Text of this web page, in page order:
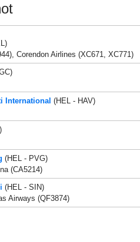
Corendon Airlines (XC671, XC771)
International (HEL - HAV)
(HEL - PVG)
(CA5214)
(HEL - SIN)
Airways (QF3874)